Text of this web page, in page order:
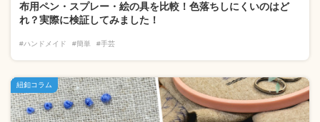
布用ペン・スプレー・絵の具を比較！色落ちしにくいのはど
れ？実際に検証してみました！
#ハンドメイド #簡単 #手芸
紐釦コラム